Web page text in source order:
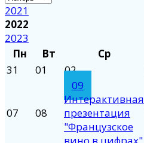
2021
2022
2023
Пн
Вт Ср
31
01 02
07 08
09
Интерактивная
презентация
"Французское